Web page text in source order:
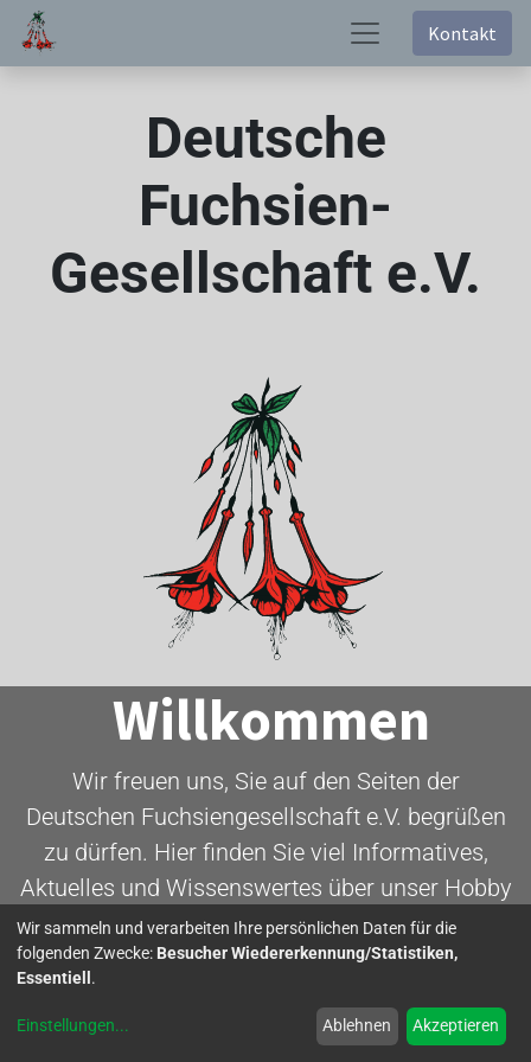
Kontakt
Deutsche
Fuchsien-
Gesellschaft e.V.
Willkommen
Wir freuen uns, Sie auf den Seiten der
Deutschen Fuchsiengesellschaft e.V. begrüßen
zu dürfen. Hier finden Sie viel Informatives,
Aktuelles und Wissenswertes über unser Hobby
- die Fuchsie.
Wir sammeln und verarbeiten Ihre persönlichen Daten für die
folgenden Zwecke: Besucher Wiedererkennung/Statistiken,
Essentiell .
Einstellungen... Ablehnen Akzeptieren